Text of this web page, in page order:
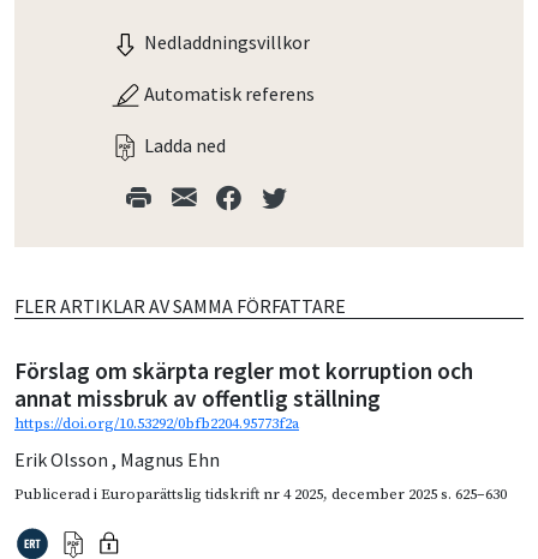
Nedladdningsvillkor
Automatisk referens
Ladda ned
FLER ARTIKLAR AV SAMMA FÖRFATTARE
Förslag om skärpta regler mot korruption och
annat missbruk av offentlig ställning
https://doi.org/10.53292/0bfb2204.95773f2a
Erik Olsson , Magnus Ehn
Publicerad iEuroparättslig tidskrift nr 4 2025, december 2025s. 625–630